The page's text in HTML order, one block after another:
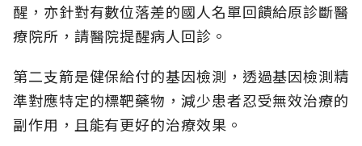
醒，亦針對有數位落差的國人名單回饋給原診斷醫
療院所，請醫院提醒病人回診。
第二支箭是健保給付的基因檢測，透過基因檢測精
準對應特定的標靶藥物，減少患者忍受無效治療的
副作用，且能有更好的治療效果。